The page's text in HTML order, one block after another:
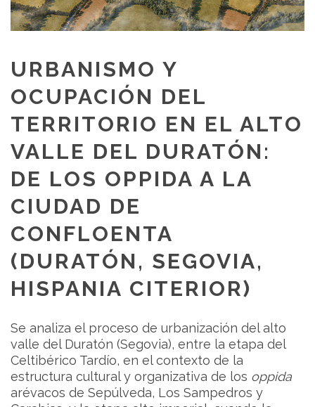
URBANISMO Y
OCUPACIÓN DEL
TERRITORIO EN EL ALTO
VALLE DEL DURATÓN:
DE LOS OPPIDA A LA
CIUDAD DE
CONFLOENTA
(DURATÓN, SEGOVIA,
HISPANIA CITERIOR)
Se analiza el proceso de urbanización del alto
valle del Duratón (Segovia), entre la etapa del
Celtibérico Tardío, en el contexto de la
estructura cultural y organizativa de los oppida
arévacos de Sepúlveda, Los Sampedros y